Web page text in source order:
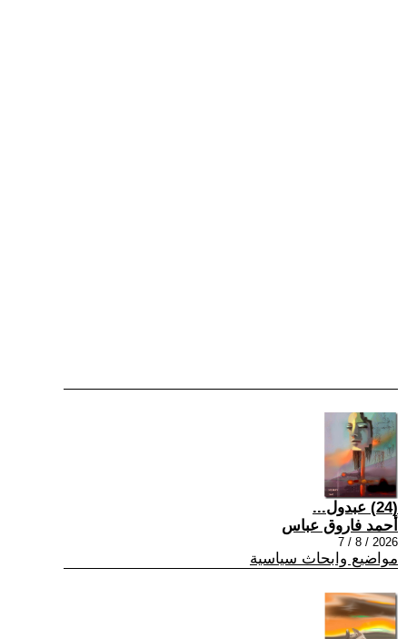
(24) عبدول...
أحمد فاروق عباس
2026 / 8 / 7
مواضيع وابحاث سياسية